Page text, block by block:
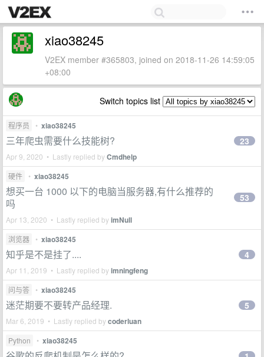
xiao38245
V2EX member #365803, joined on 2018-11-26 14:59:05
+08:00
Switch topics list
程序员 • xiao38245
三年爬虫需要什么技能树?
Apr 9, 2020 • Lastly replied byCmdhelp
23
硬件 • xiao38245
想买一台 1000 以下的电脑当服务器,有什么推荐的
吗
Apr 13, 2020 • Lastly replied byimNull
53
浏览器 • xiao38245
知乎是不是挂了....
Apr 11, 2019 • Lastly replied byimningfeng
4
问与答 • xiao38245
迷茫期要不要转产品经理.
Mar 6, 2019 • Lastly replied bycoderluan
5
Python • xiao38245